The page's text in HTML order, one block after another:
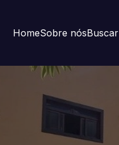
HomeSobre nós